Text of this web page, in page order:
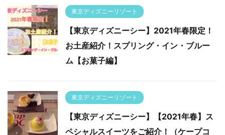
東京ディズニーリゾート
【東京ディズニーシー】2021年春限定！
お土産紹介！スプリング・イン・ブルー
ム【お菓子編】
東京ディズニーリゾート
【東京ディズニーシー】【2021年春】ス
ペシャルスイーツをご紹介！（ケープコ